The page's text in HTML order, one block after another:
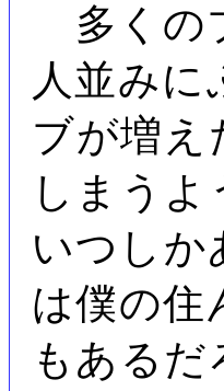
多くの
人並み
ブが増え
しまう
いつしか
は僕の住
もある